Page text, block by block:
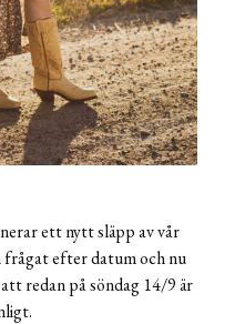
ett nytt släpp av vår
frågat efter datum och nu
redan på söndag 14/9 är